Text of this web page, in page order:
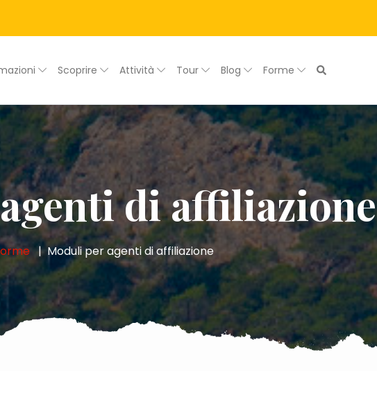
Scoprire Attività Tour Blog Forme
di affiliazione
Moduli per agenti di affiliazione